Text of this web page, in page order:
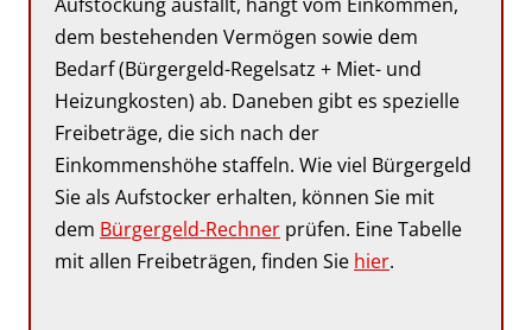
dem bestehenden Vermögen sowie dem
Bedarf (Bürgergeld-Regelsatz + Miet- und
Heizungkosten) ab. Daneben gibt es spezielle
Freibeträge, die sich nach der
Einkommenshöhe staffeln. Wie viel Bürgergeld
Sie als Aufstocker erhalten, können Sie mit
dem Bürgergeld-Rechner prüfen. Eine Tabelle
mit allen Freibeträgen, finden Sie hier.